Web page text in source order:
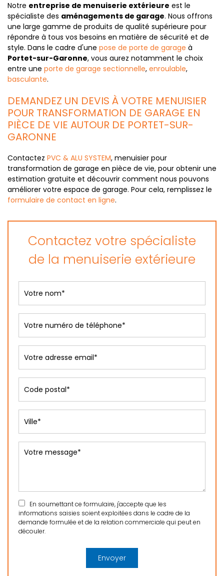
Notre entreprise de menuiserie extérieure est le
spécialiste des aménagements de garage. Nous offrons
une large gamme de produits de qualité supérieure pour
répondre à tous vos besoins en matière de sécurité et de
style. Dans le cadre d'une pose de porte de garage à
Portet-sur-Garonne, vous aurez notamment le choix
entre une porte de garage sectionnelle, enroulable,
basculante.
DEMANDEZ UN DEVIS À VOTRE MENUISIER
POUR TRANSFORMATION DE GARAGE EN
PIÈCE DE VIE AUTOUR DE PORTET-SUR-
GARONNE
Contactez PVC & ALU SYSTEM, menuisier pour
transformation de garage en pièce de vie, pour obtenir une
estimation gratuite et découvrir comment nous pouvons
améliorer votre espace de garage. Pour cela, remplissez le
formulaire de contact en ligne.
Contactez votre spécialiste
de la menuiserie extérieure
En soumettant ce formulaire, j'accepte que les
informations saisies soient exploitées dans le cadre de la
demande formulée et de la relation commerciale qui peut en
découler.